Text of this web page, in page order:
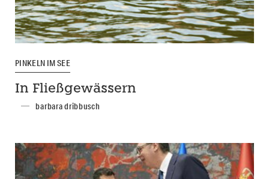
PINKELN IM SEE
In Fließgewässern
barbara dribbusch